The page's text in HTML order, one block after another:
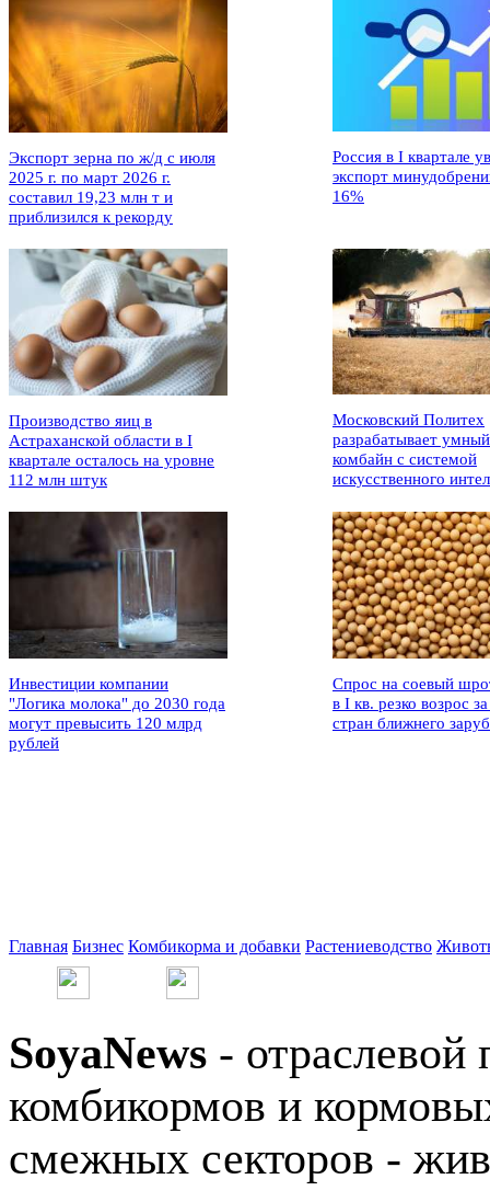
Экспорт зерна по ж/д с июля
2025 г. по март 2026 г.
составил 19,23 млн т и
приблизился к рекорду
Россия в I квартале
экспорт
16%
Производство яиц в
Астраханской области в I
квартале осталось на уровне
112 млн штук
Московский Политех
разрабатывает умный
комбайн с системой
искусственного
Инвестиции компании
"Логика молока" до 2030 года
могут превысить 120 млрд
рублей
Спрос на соевый
в I кв. резко возрос
стран ближнего
Главная Бизнес Комбикорма и добавки Растениеводство
SoyaNews - отраслевой
комбикормов и
смежных секторов -